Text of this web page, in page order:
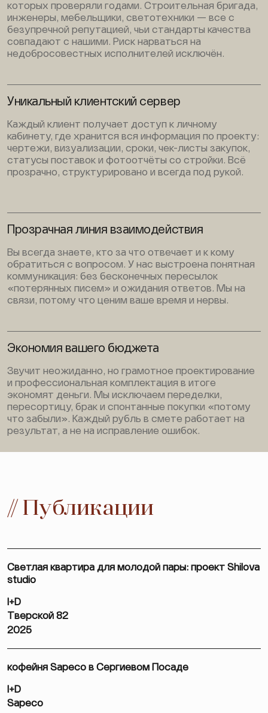
которых проверяли годами. Строительная бригада,
инженеры, мебельщики, светотехники — все с
безупречной репутацией, чьи стандарты качества
совпадают с нашими. Риск нарваться на
недобросовестных исполнителей исключён.
Уникальный клиентский сервер
Каждый клиент получает доступ к личному
кабинету, где хранится вся информация по проекту:
чертежи, визуализации, сроки, чек-листы закупок,
статусы поставок и фотоотчёты со стройки. Всё
прозрачно, структурировано и всегда под рукой.
Прозрачная линия взаимодействия
Вы всегда знаете, кто за что отвечает и к кому
обратиться с вопросом. У нас выстроена понятная
коммуникация: без бесконечных пересылок
«потерянных писем» и ожидания ответов. Мы на
связи, потому что ценим ваше время и нервы.
Экономия вашего бюджета
Звучит неожиданно, но грамотное проектирование
и профессиональная комплектация в итоге
экономят деньги. Мы исключаем переделки,
пересортицу, брак и спонтанные покупки «потому
что забыли». Каждый рубль в смете работает на
результат, а не на исправление ошибок.
// Публикации
Светлая квартира для молодой пары: проект Shilova
studio
I+D
Тверской 82
2025
кофейня Sapeco в Сергиевом Посаде
I+D
Sapeco